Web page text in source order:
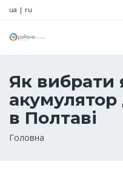
ua | ru
Як вибрати
акумулятор
в Полтаві
Рядок
Головна